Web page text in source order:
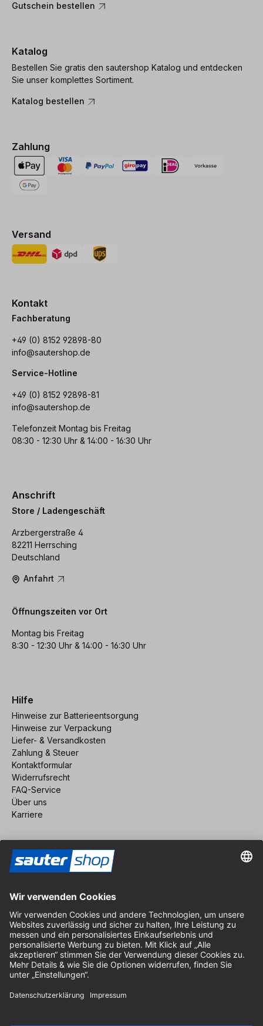
Gutschein bestellen
Katalog
Bestellen Sie gratis den sautershop Katalog und entdecken
Sie unser komplettes Sortiment.
Katalog bestellen
Zahlung
Versand
Kontakt
Fachberatung
+49 (0) 8152 92898-80
info@sautershop.de
Service-Hotline
+49 (0) 8152 92898-81
info@sautershop.de
Telefonzeit Montag bis Freitag
08:30 - 12:30 Uhr & 14:00 - 16:30 Uhr
Anschrift
Store / Ladengeschäft
Arzbergerstraße 4
82211 Herrsching
Deutschland
Anfahrt
Öffnungszeiten vor Ort
Montag bis Freitag
8:30 - 12:30 Uhr & 14:00 - 16:30 Uhr
Hilfe
Hinweise zur Batterieentsorgung
Hinweise zur Verpackung
Liefer- & Versandkosten
Zahlung & Steuer
Kontaktformular
Widerrufsrecht
FAQ-Service
Über uns
Karriere
Impressum
AGB
Datenschutz
Cookie-Einstellungen
© 2026 sauter GmbH